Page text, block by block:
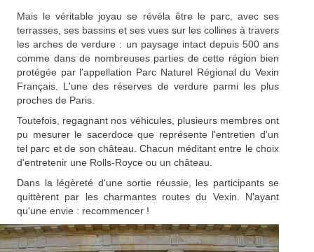
Mais le véritable joyau se révéla être le parc, avec ses
terrasses, ses bassins et ses vues sur les collines à travers
les arches de verdure : un paysage intact depuis 500 ans
comme dans de nombreuses parties de cette région bien
protégée par l'appellation Parc Naturel Régional du Vexin
Français. L'une des réserves de verdure parmi les plus
proches de Paris.
Toutefois, regagnant nos véhicules, plusieurs membres ont
pu mesurer le sacerdoce que représente l'entretien d'un
tel parc et de son château. Chacun méditant entre le choix
d'entretenir une Rolls-Royce ou un château.
Dans la légèreté d'une sortie réussie, les participants se
quittèrent par les charmantes routes du Vexin. N'ayant
qu'une envie : recommencer !